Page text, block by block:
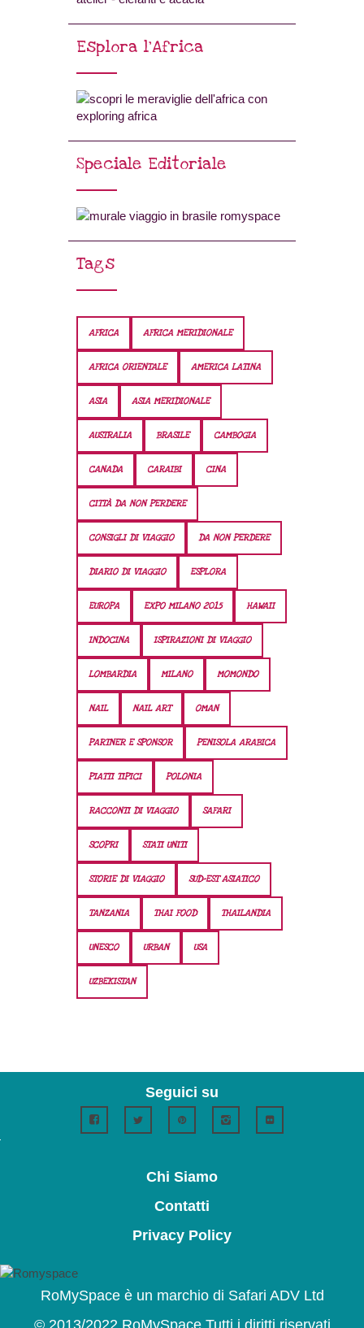
Esplora l’Africa
Speciale Editoriale
Tags
AFRICA AFRICA MERIDIONALE
AFRICA ORIENTALE AMERICA LATINA
ASIA ASIA MERIDIONALE
AUSTRALIA BRASILE CAMBOGIA
CANADA CARAIBI CINA
CITTÀ DA NON PERDERE
CONSIGLI DI VIAGGIO DA NON PERDERE
DIARIO DI VIAGGIO ESPLORA
EUROPA EXPO MILANO 2015 HAWAII
INDOCINA ISPIRAZIONI DI VIAGGIO
LOMBARDIA MILANO MOMONDO
NAIL NAIL ART OMAN
PARTNER E SPONSOR PENISOLA ARABICA
PIATTI TIPICI POLONIA
RACCONTI DI VIAGGIO SAFARI
SCOPRI STATI UNITI
STORIE DI VIAGGIO SUD-EST ASIATICO
TANZANIA THAI FOOD THAILANDIA
UNESCO URBAN USA
UZBEKISTAN
Seguici su
Chi Siamo
Contatti
Privacy Policy
RoMySpace è un marchio di Safari ADV Ltd